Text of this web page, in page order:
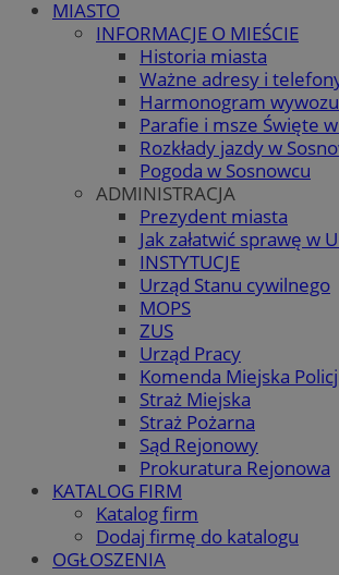
MIASTO
INFORMACJE O MIEŚCIE
Historia miasta
Ważne adresy i
Harmonogram
Parafie i msze Święte
Rozkłady jazdy w
Pogoda w Sosnowcu
ADMINISTRACJA
Prezydent miasta
Jak załatwić sprawę w
INSTYTUCJE
Urząd Stanu cywilnego
MOPS
ZUS
Urząd Pracy
Komenda Miejska
Straż Miejska
Straż Pożarna
Sąd Rejonowy
Prokuratura Rejonowa
KATALOG FIRM
Katalog firm
Dodaj firmę do katalogu
OGŁOSZENIA